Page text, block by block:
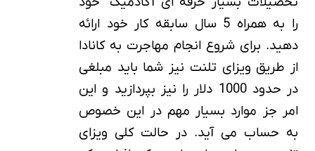
را به همراه 5 سال سابقه کار خود ارائه
دهید. برای شروع انجام مهاجرت به کانادا
از طریق ویزای تلنت نیز شما باید مبلغی
در حدود 1000 دلار را نیز بپردازید و این
امر جز موارد بسیار مهم در این خصوص
به حساب می آید. در حالت کلی ویزای